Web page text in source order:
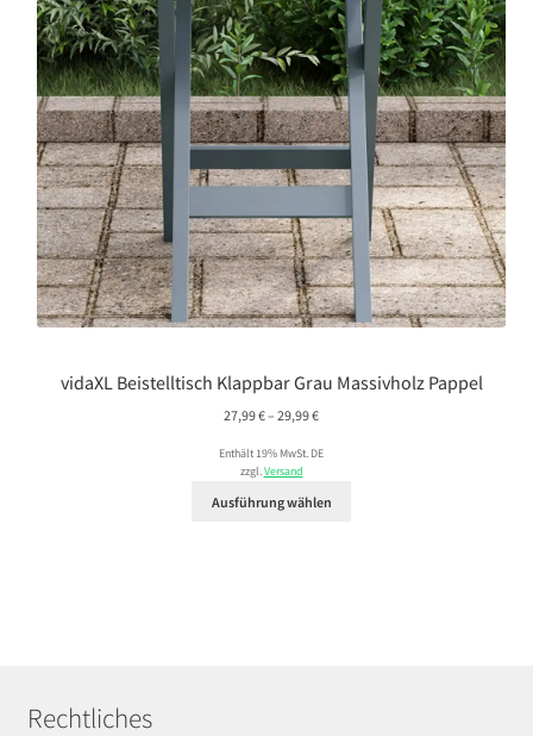
vidaXL Beistelltisch Klappbar Grau Massivholz Pappel
27,99€– 29,99€Preisspanne:
bis
Enthält 19% MwSt. DE
zzgl.Versand
Ausführung wählen
Rechtliches